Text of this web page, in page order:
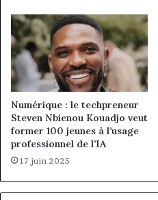
Numérique : le techpreneur
Steven Nbienou Kouadjo veut
former 100 jeunes à l’usage
professionnel de l’IA
17 juin 2025